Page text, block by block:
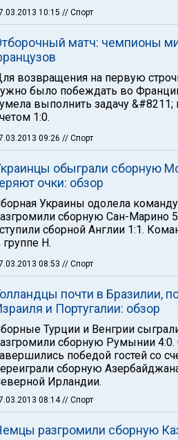
10:15 // Спорт
матч: чемпионы
возвращения на первую
было побеждать во
выполнить задачу
1:0.
09:26 // Спорт
обыграли сборную
очки: обзор
Украины одолела
сборную Сан-Марино
сборной Англии 1:1.
группе Н.
08:53 // Спорт
почти в Бразилии,
и Португалии: обзор
Турции и Венгрии
сборную Румынии 4:0.
победой гостей со
сборную
Ирландии.
08:14// Спорт
разгромили сборную